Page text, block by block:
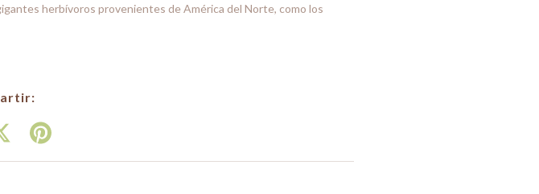
herbívoros provenientes de América del Norte, como los